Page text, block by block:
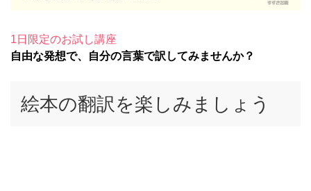
1日限定のお試し講座
自由な発想で、自分の言葉で訳してみませんか？
絵本の翻訳を楽しみましょう